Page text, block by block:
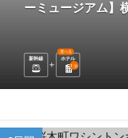
ーミュージアム
新幹線 ホテル
選べる
1 泊